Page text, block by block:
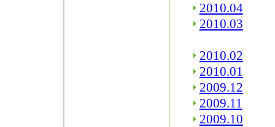
2010.04
2010.03
2010.02
2010.01
2009.12
2009.11
2009.10